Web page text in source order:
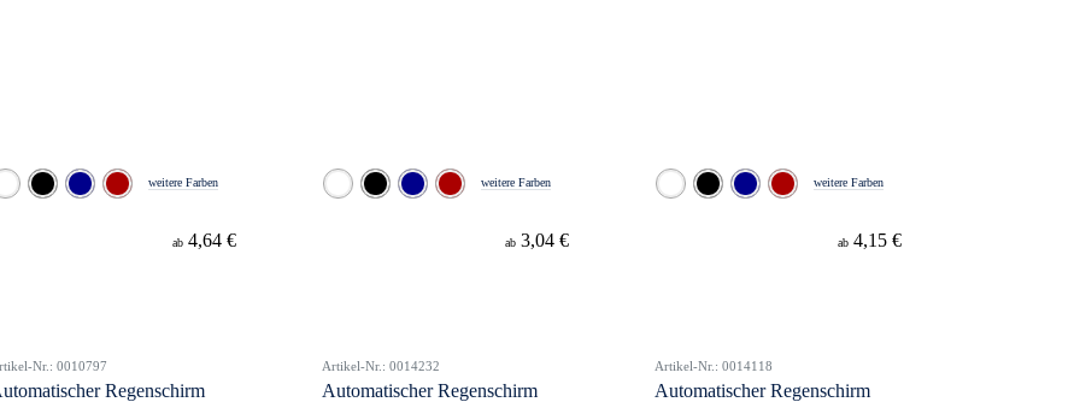
weitere Farben
ab 4,64 €
weitere Farben
ab 3,04 €
weitere Farben
ab 4,15 €
Nr.: 0010797
Regenschirm
Artikel-Nr.: 0014232
Automatischer Regenschirm
Artikel-Nr.: 0014118
Automatischer Regenschirm